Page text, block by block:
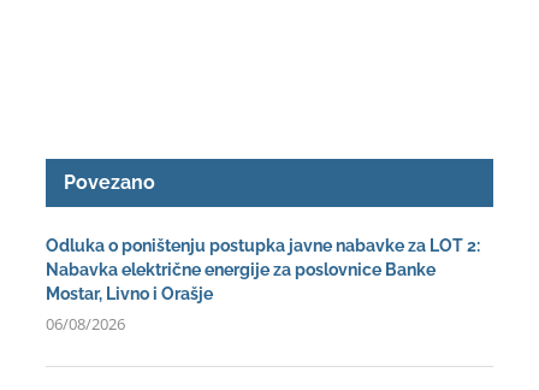
Povezano
Odluka o poništenju postupka javne nabavke za LOT 2:
Nabavka električne energije za poslovnice Banke
Mostar, Livno i Orašje
06/08/2026